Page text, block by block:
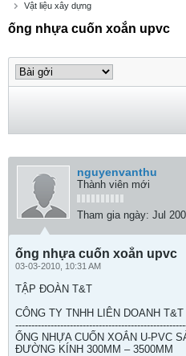
Vật liệu xây dựng
ống nhựa cuốn xoắn upvc
nguyenvanthu
Thành viên mới
Tham gia ngày: Jul
ống nhựa cuốn xoắn upvc
03-03-2010, 10:31 AM
TẬP ĐOÀN T&T
CÔNG TY TNHH LIÊN DOANH
ỐNG NHỰA CUỐN XOẮN U-PVC
ĐƯỜNG KÍNH 300MM – 3500MM